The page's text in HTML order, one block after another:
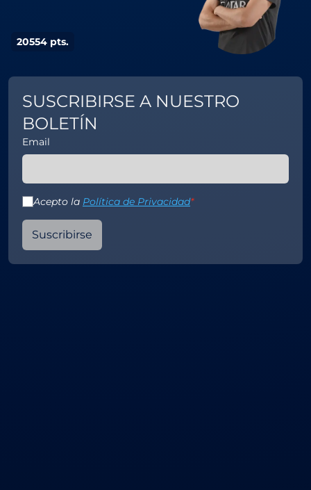
20554 pts.
SUSCRIBIRSE A NUESTRO
BOLETÍN
Email
Acepto la Política de Privacidad*
Suscribirse